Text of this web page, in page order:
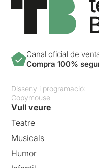
Canal oficial de
Compra 100%
Disseny i programació:
Copymouse
Vull veure
Teatre
Musicals
Humor